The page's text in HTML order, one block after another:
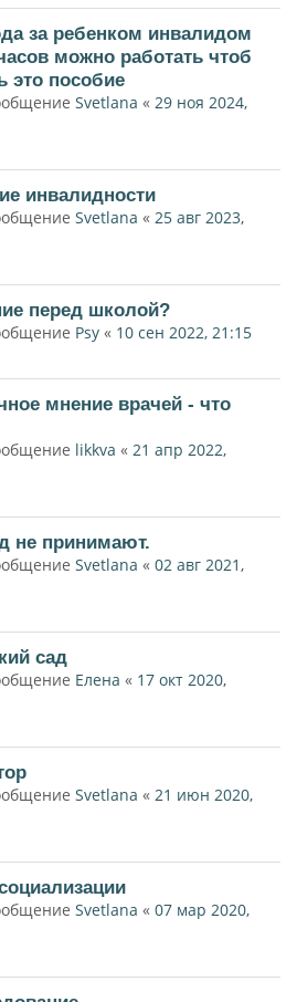
за ребенком инвалидом
можно работать чтоб
это пособие
Svetlana « 29 ноя 2024,
инвалидности
Svetlana « 25 авг 2023,
перед школой?
Psy « 10 сен 2022, 21:15
мнение врачей - что
likkva « 21 апр 2022,
не принимают.
Svetlana « 02 авг 2021,
сад
Елена « 17 окт 2020,
Svetlana « 21 июн 2020,
Svetlana « 07 мар 2020,